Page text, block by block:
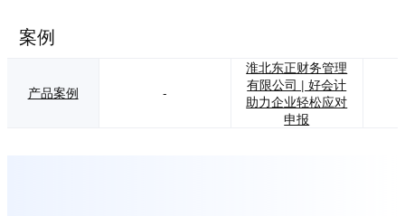
案例
产品案例 -
淮北东正财务管理
有限公司 | 好会计
助力企业轻松应对
申报